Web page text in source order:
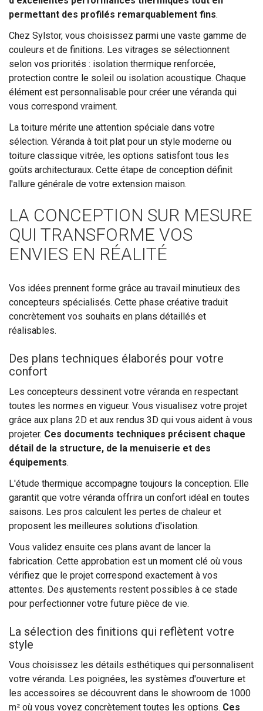
permettant des profilés remarquablement fins.
Chez Sylstor, vous choisissez parmi une vaste gamme de
couleurs et de finitions. Les vitrages se sélectionnent
selon vos priorités : isolation thermique renforcée,
protection contre le soleil ou isolation acoustique. Chaque
élément est personnalisable pour créer une véranda qui
vous correspond vraiment.
La toiture mérite une attention spéciale dans votre
sélection. Véranda à toit plat pour un style moderne ou
toiture classique vitrée, les options satisfont tous les
goûts architecturaux. Cette étape de conception définit
l'allure générale de votre extension maison.
LA CONCEPTION SUR MESURE
QUI TRANSFORME VOS
ENVIES EN RÉALITÉ
Vos idées prennent forme grâce au travail minutieux des
concepteurs spécialisés. Cette phase créative traduit
concrètement vos souhaits en plans détaillés et
réalisables.
Des plans techniques élaborés pour votre
confort
Les concepteurs dessinent votre véranda en respectant
toutes les normes en vigueur. Vous visualisez votre projet
grâce aux plans 2D et aux rendus 3D qui vous aident à vous
projeter. Ces documents techniques précisent chaque
détail de la structure, de la menuiserie et des
équipements.
L'étude thermique accompagne toujours la conception. Elle
garantit que votre véranda offrira un confort idéal en toutes
saisons. Les pros calculent les pertes de chaleur et
proposent les meilleures solutions d'isolation.
Vous validez ensuite ces plans avant de lancer la
fabrication. Cette approbation est un moment clé où vous
vérifiez que le projet correspond exactement à vos
attentes. Des ajustements restent possibles à ce stade
pour perfectionner votre future pièce de vie.
La sélection des finitions qui reflètent votre
style
Vous choisissez les détails esthétiques qui personnalisent
votre véranda. Les poignées, les systèmes d'ouverture et
les accessoires se découvrent dans le showroom de 1000
m² où vous voyez concrètement toutes les options. Ces